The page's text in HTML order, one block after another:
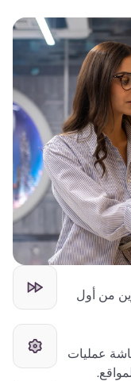
من أول
عمليات